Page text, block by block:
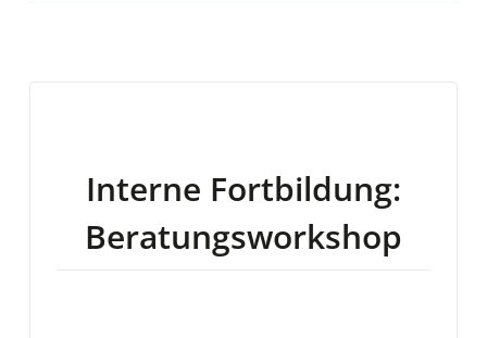
Interne Fortbildung:
Beratungsworkshop